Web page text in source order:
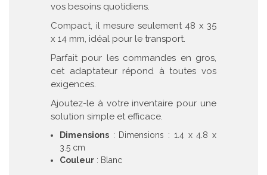
vos besoins quotidiens.
Compact, il mesure seulement 48 x 35
x 14 mm, idéal pour le transport.
Parfait pour les commandes en gros,
cet adaptateur répond à toutes vos
exigences.
Ajoutez-le à votre inventaire pour une
solution simple et efficace.
Dimensions : Dimensions : 1.4 x 4.8 x
3.5 cm
Couleur : Blanc